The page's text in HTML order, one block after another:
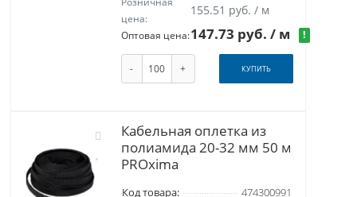
цена:
155.51 руб. / м
Оптовая цена:147.73 руб./ м !
- + КУПИТЬ
Кабельная оплетка из
полиамида 20-32 мм 50 м
PROxima
Код товара: 474300991